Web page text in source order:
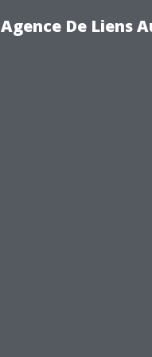
Agence De Liens